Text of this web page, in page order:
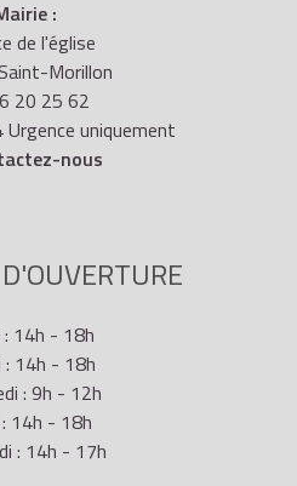
:
de l'église
Morillon
20 25 62
uniquement
nous
: 14h - 18h
: 14h - 18h
: 9h - 12h
: 14h - 18h
: 14h - 17h